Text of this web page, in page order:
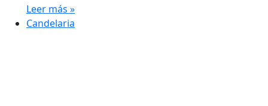
Leer más »
Candelaria